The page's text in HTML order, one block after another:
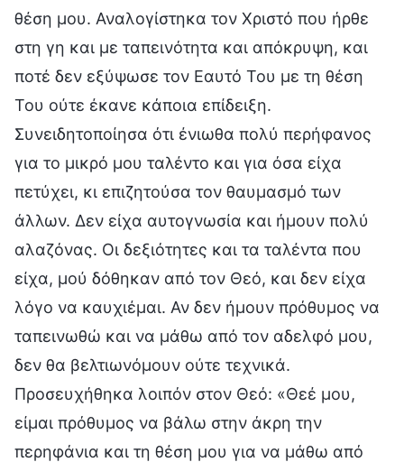
θέση μου. Αναλογίστηκα τον Χριστό που ήρθε
στη γη και με ταπεινότητα και απόκρυψη, και
ποτέ δεν εξύψωσε τον Εαυτό Του με τη θέση
Του ούτε έκανε κάποια επίδειξη.
Συνειδητοποίησα ότι ένιωθα πολύ περήφανος
για το μικρό μου ταλέντο και για όσα είχα
πετύχει, κι επιζητούσα τον θαυμασμό των
άλλων. Δεν είχα αυτογνωσία και ήμουν πολύ
αλαζόνας. Οι δεξιότητες και τα ταλέντα που
είχα, μού δόθηκαν από τον Θεό, και δεν είχα
λόγο να καυχιέμαι. Αν δεν ήμουν πρόθυμος να
ταπεινωθώ και να μάθω από τον αδελφό μου,
δεν θα βελτιωνόμουν ούτε τεχνικά.
Προσευχήθηκα λοιπόν στον Θεό: «Θεέ μου,
είμαι πρόθυμος να βάλω στην άκρη την
περηφάνια και τη θέση μου για να μάθω από